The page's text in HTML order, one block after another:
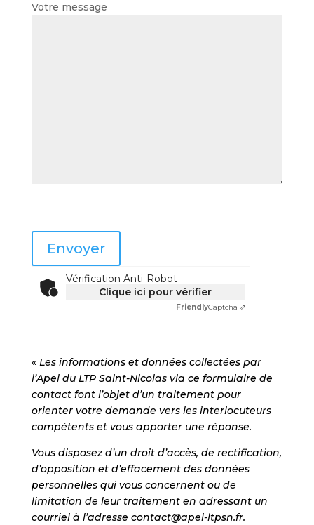
Votre message
Envoyer
Vérification Anti-Robot
Clique ici pour vérifier
FriendlyCaptcha ⇗
« Les informations et données collectées par
l’Apel du LTP Saint-Nicolas via ce formulaire de
contact font l’objet d’un traitement pour
orienter votre demande vers les interlocuteurs
compétents et vous apporter une réponse.
Vous disposez d’un droit d’accès, de rectification,
d’opposition et d’effacement des données
personnelles qui vous concernent ou de
limitation de leur traitement en adressant un
courriel à l’adresse contact@apel-ltpsn.fr.